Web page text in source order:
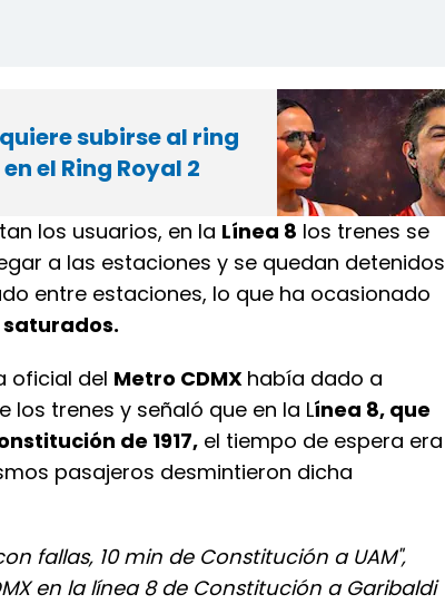
subirse al ring
el Ring Royal 2
los usuarios, en la Línea 8 los trenes se
a las estaciones y se quedan detenidos
entre estaciones, lo que ha ocasionado
oficial del Metro CDMX había dado a
los trenes y señaló que en la Línea 8, que
de 1917, el tiempo de espera era
pasajeros desmintieron dicha
fallas, 10 min de Constitución a UAM",
en la línea 8 de Constitución a Garibaldi